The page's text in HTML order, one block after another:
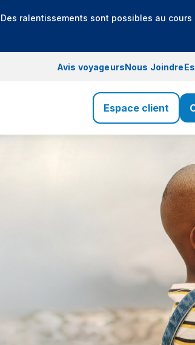
ralentissements sont possibles au
Avis voyageursNous Joindre
Espace client